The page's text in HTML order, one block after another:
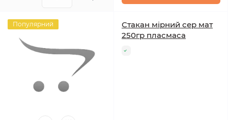
Популярний
Стакан мірний сер мат
250гр пласмаса